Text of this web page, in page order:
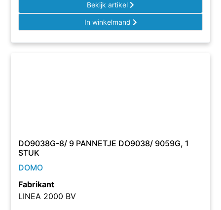
Bekijk artikel
In winkelmand
DO9038G-8/ 9 PANNETJE DO9038/ 9059G, 1
STUK
DOMO
Fabrikant
LINEA 2000 BV